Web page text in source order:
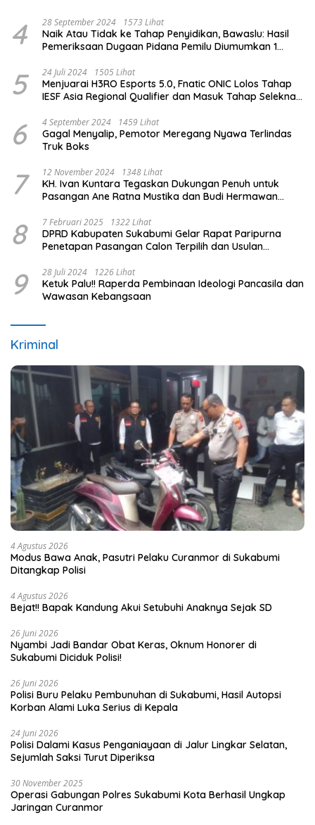
4 28 September 2024 1573 Lihat
Naik Atau Tidak ke Tahap Penyidikan, Bawaslu: Hasil
Pemeriksaan Dugaan Pidana Pemilu Diumumkan 1
5 24 Juli 2024 1505 Lihat
Menjuarai H3RO Esports 5.0, Fnatic ONIC Lolos Tahap
IESF Asia Regional Qualifier dan Masuk Tahap Seleknas
6 4 September 2024 1459 Lihat
Gagal Menyalip, Pemotor Meregang Nyawa Terlindas
Truk Boks
7 12 November 2024 1348 Lihat
KH. Ivan Kuntara Tegaskan Dukungan Penuh untuk
Pasangan Ane Ratna Mustika dan Budi Hermawan
8 7 Februari 2025 1322 Lihat
DPRD Kabupaten Sukabumi Gelar Rapat Paripurna
Penetapan Pasangan Calon Terpilih dan Usulan
9 28 Juli 2024 1226 Lihat
Ketuk Palu!! Raperda Pembinaan Ideologi Pancasila dan
Wawasan Kebangsaan
Kriminal
4 Agustus 2026
Modus Bawa Anak, Pasutri Pelaku Curanmor di Sukabumi
Ditangkap Polisi
4 Agustus 2026
Bejat!! Bapak Kandung Akui Setubuhi Anaknya Sejak SD
26 Juni 2026
Nyambi Jadi Bandar Obat Keras, Oknum Honorer di
Sukabumi Diciduk Polisi!
26 Juni 2026
Polisi Buru Pelaku Pembunuhan di Sukabumi, Hasil Autopsi
Korban Alami Luka Serius di Kepala
24 Juni 2026
Polisi Dalami Kasus Penganiayaan di Jalur Lingkar Selatan,
Sejumlah Saksi Turut Diperiksa
30 November 2025
Operasi Gabungan Polres Sukabumi Kota Berhasil Ungkap
Jaringan Curanmor